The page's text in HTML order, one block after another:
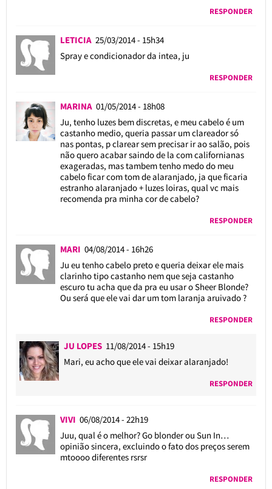
RESPONDER
LETICIA 25/03/2014 - 15h34
Spray e condicionador da intea, ju
RESPONDER
MARINA 01/05/2014 - 18h08
Ju, tenho luzes bem discretas, e meu cabelo é um
castanho medio, queria passar um clareador só
nas pontas, p clarear sem precisar ir ao salão, pois
não quero acabar saindo de la com californianas
exageradas, mas tambem tenho medo do meu
cabelo ficar com tom de alaranjado, ja que ficaria
estranho alaranjado + luzes loiras, qual vc mais
recomenda pra minha cor de cabelo?
RESPONDER
MARI 04/08/2014 - 16h26
Ju eu tenho cabelo preto e queria deixar ele mais
clarinho tipo castanho nem que seja castanho
escuro tu acha que da pra eu usar o Sheer Blonde?
Ou será que ele vai dar um tom laranja aruivado ?
RESPONDER
JU LOPES 11/08/2014 - 15h19
Mari, eu acho que ele vai deixar alaranjado!
RESPONDER
VIVI 06/08/2014 - 22h19
Juu, qual é o melhor? Go blonder ou Sun In…
opinião sincera, excluindo o fato dos preços serem
mtoooo diferentes rsrsr
RESPONDER